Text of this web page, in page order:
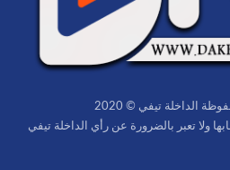
الداخلة تيفي © 2020
ولا تعبر بالضرورة عن رأي الداخلة تيفي